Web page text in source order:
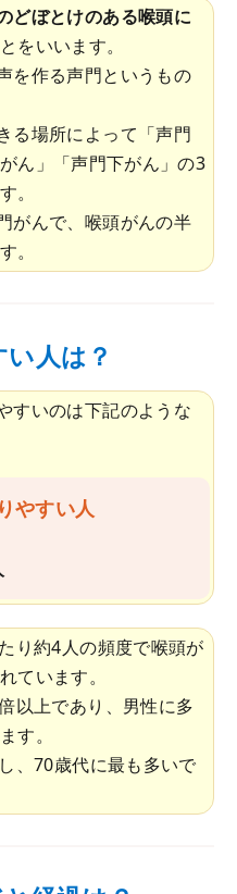
どぼとけのある喉頭に
をいいます。
を作る声門というもの
る場所によって「声門
ん」「声門下がん」の3
。
がんで、喉頭がんの半
。
人は？
すいのは下記のような
やすい人
り約4人の頻度で喉頭が
ています。
以上であり、男性に多
す。
、70歳代に最も多いで